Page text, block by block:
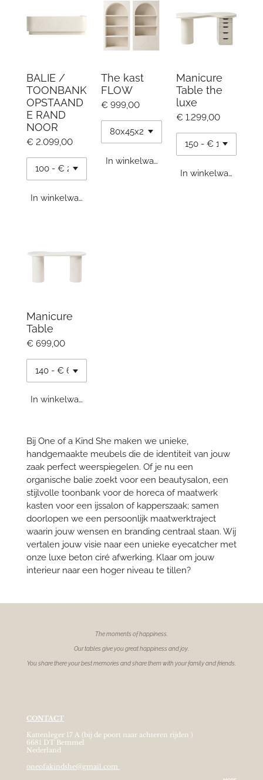
BALIE /
TOONBANK
OPSTAAND
E RAND
NOOR
€ 2.099,00
In winkelwagen
The kast
FLOW
€ 999,00
In winkelwagen
Manicure
Table the
luxe
€ 1.299,00
In winkelwagen
Manicure
Table
€ 699,00
In winkelwagen
Bij One of a Kind She maken we unieke,
handgemaakte meubels die de identiteit van jouw
zaak perfect weerspiegelen. Of je nu een
organische balie zoekt voor een beautysalon, een
stijlvolle toonbank voor de horeca of maatwerk
kasten voor een ijssalon of kapperszaak; samen
doorlopen we een persoonlijk maatwerktraject
waarin jouw wensen en branding centraal staan. Wij
vertalen jouw visie naar een unieke eyecatcher met
onze luxe beton ciré afwerking. Klaar om jouw
interieur naar een hoger niveau te tillen?
The moments ofhappiness.
Our tables give you great happiness and joy.
You share there your best memories and share them with your family and friends.
CONTACT
Kattenleger 17 A (bij de poort naar achteren rijden )
6681 DT Bemmel
Nederland
oneofakindshe@gmail.com